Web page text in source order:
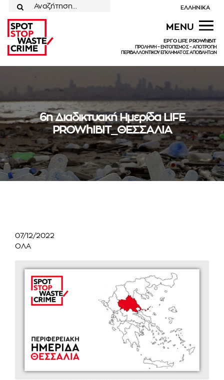
Μετάβαση
περιεχόμενο
ΕΛΛΗΝΙΚΑ
MENU
ΕΡΓΟ LIFE PROWhIBIT
ΠΡΟΛΗΨΗ – ΕΝΤΟΠΙΣΜΟΣ – ΑΠΟΤΡΟΠΗ
ΠΕΡΙΒΑΛΛΟΝΤΙΚΟΥ ΕΓΚΛΗΜΑΤΟΣ ΑΠΟΒΛΗΤΩΝ
6η Διαδικτυακή Ημερίδα LIFE
PROWhIBIT_ΘΕΣΣΑΛΙΑ
07/12/2022
ΟΛΑ